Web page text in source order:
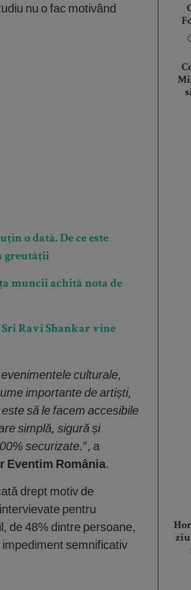
nu o fac motivând
o dată. De ce este
greutății
muncii achită nota de
Sri Ravi Shankar vine
culturale,
importante de artiști,
să le facem accesibile
simplă, sigură și
securizate.”, a
Eventim România.
drept motiv de
pentru
de 48% dintre persoane,
semnificativ